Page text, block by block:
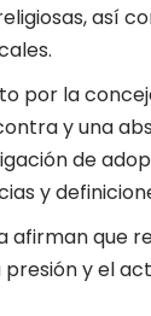
así
por la
y una
de
y
afirman que
y el